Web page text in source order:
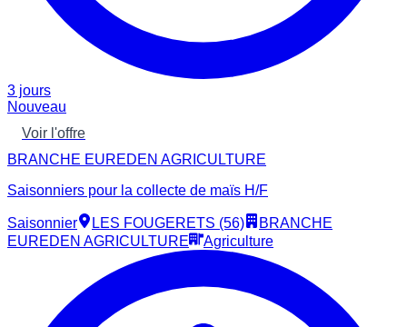
3 jours
Nouveau
Voir l'offre
BRANCHE EUREDEN AGRICULTURE
Saisonniers pour la collecte de maïs H/F
Saisonnier LES FOUGERETS (56)
BRANCHE
EUREDEN AGRICULTURE
Agriculture